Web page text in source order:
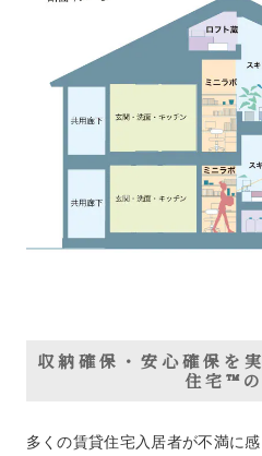
収納確保・安心確保を
住宅™
多くの賃貸住宅入居者が不満に